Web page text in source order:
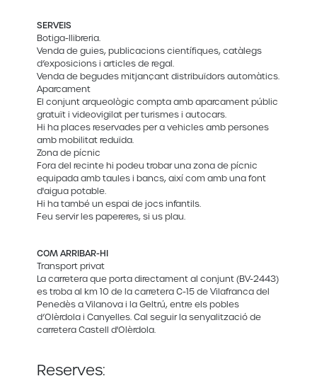
SERVEIS
Botiga-llibreria.
Venda de guies, publicacions científiques, catàlegs
d’exposicions i articles de regal.
Venda de begudes mitjançant distribuïdors automàtics.
Aparcament
El conjunt arqueològic compta amb aparcament públic
gratuït i videovigilat per turismes i autocars.
Hi ha places reservades per a vehicles amb persones
amb mobilitat reduïda.
Zona de pícnic
Fora del recinte hi podeu trobar una zona de pícnic
equipada amb taules i bancs, així com amb una font
d'aigua potable.
Hi ha també un espai de jocs infantils.
Feu servir les papereres, si us plau.
COM ARRIBAR-HI
Transport privat
La carretera que porta directament al conjunt (BV-2443)
es troba al km 10 de la carretera C-15 de Vilafranca del
Penedès a Vilanova i la Geltrú, entre els pobles
d’Olèrdola i Canyelles. Cal seguir la senyalització de
carretera Castell d'Olèrdola.
Reserves: